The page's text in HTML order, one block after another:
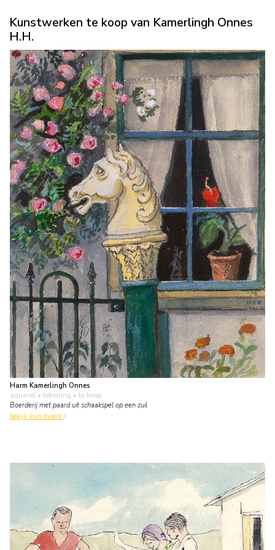
Kunstwerken te koop van Kamerlingh Onnes
H.H.
Harm Kamerlingh Onnes
aquarel • tekening • te koop
Boerderij met paard uit schaakspel op een zuil
bekijk kunstwerk